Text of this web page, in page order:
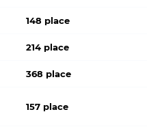
148 place
214 place
368 place
157 place